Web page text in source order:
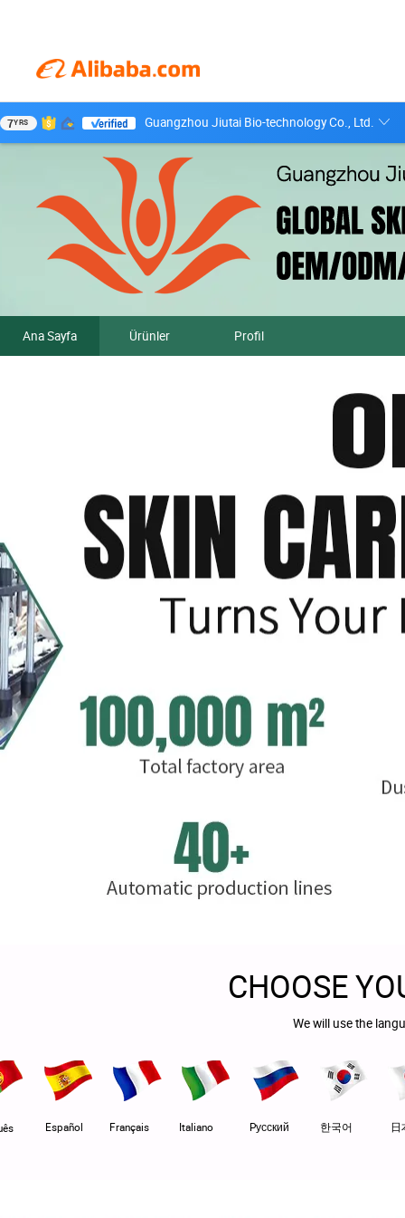
7YRS Guangzhou Jiutai Bio-technology Co., Ltd.
Ana Sayfa Ürünler Profil
CHOOSE
We will use the
Español Français Italiano Pусский 한국어 日